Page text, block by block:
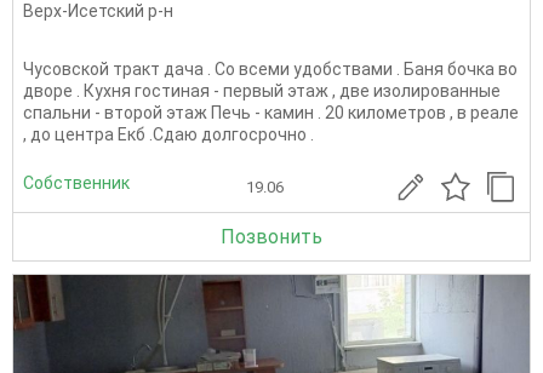
Верх-Исетский р-н
Чусовской тракт дача . Со всеми удобствами . Баня бочка во
дворе . Кухня гостиная - первый этаж , две изолированные
спальни - второй этаж Печь - камин . 20 километров , в реале
, до центра Екб .Сдаю долгосрочно .
Собственник 19.06
Позвонить